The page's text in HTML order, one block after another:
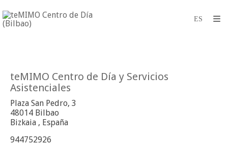
teMIMO Centro de Día y Servicios
Asistenciales
Plaza San Pedro, 3
48014 Bilbao
Bizkaia , España
944752926